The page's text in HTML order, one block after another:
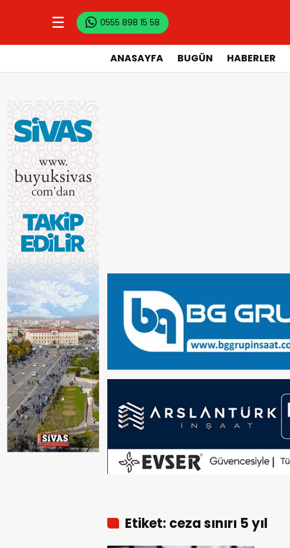
☰ 0555 898 15 58
ANASAYFA BUGÜN HABERLER
Etiket: ceza sınırı 5 yıl